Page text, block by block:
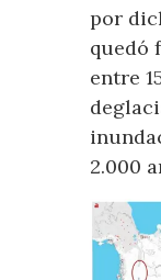
por
quedó
entre
2.000